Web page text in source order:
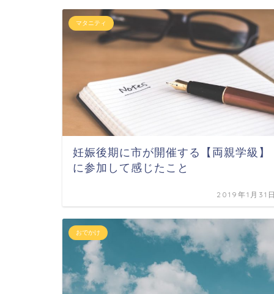
マタニティ
妊娠後期に市が開催する【両親学級】
に参加して感じたこと
2019年1月31日
おでかけ